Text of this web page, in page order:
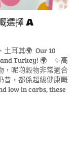
選擇 A
土耳其🌍 Our 10
and Turkey! 🌍 ✨高
，呢啲穀物非常適合
昔，都係超級健康嘅
low in carbs, these